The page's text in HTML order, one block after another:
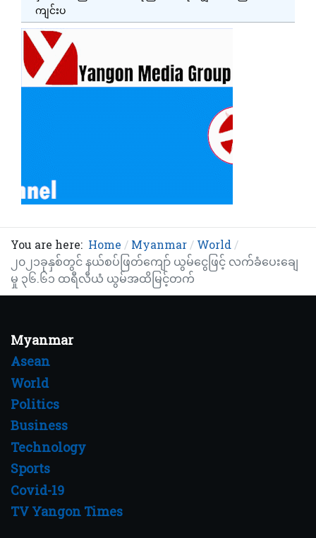
ကျင်းပ
You are here: Home Myanmar
World
၂၀၂၁ခုနှစ်တွင် နယ်စပ်ဖြတ်ကျော် ယွမ်ငွေဖြင့် လက်ခံပေးချေ
မှု ၃၆.၆၁ ထရီလီယံ ယွမ်အထိမြင့်တက်
Myanmar
Asean
World
Politics
Business
Technology
Sports
Covid-19
TV Yangon Times